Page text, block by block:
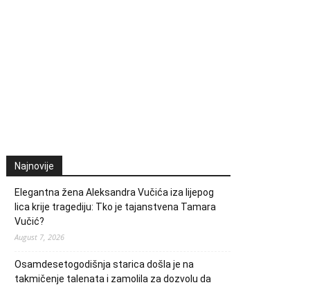
Najnovije
Elegantna žena Aleksandra Vučića iza lijepog
lica krije tragediju: Tko je tajanstvena Tamara
Vučić?
August 7, 2026
Osamdesetogodišnja starica došla je na
takmičenje talenata i zamolila za dozvolu da